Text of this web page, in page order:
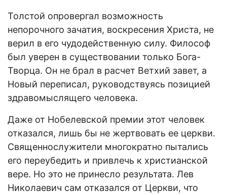
Толстой опровергал возможность
непорочного зачатия, воскресения Христа, не
верил в его чудодейственную силу. Философ
был уверен в существовании только Бога-
Творца. Он не брал в расчет Ветхий завет, а
Новый переписал, руководствуясь позицией
здравомыслящего человека.
Даже от Нобелевской премии этот человек
отказался, лишь бы не жертвовать ее церкви.
Священнослужители многократно пытались
его переубедить и привлечь к христианской
вере. Но это не принесло результата. Лев
Николаевич сам отказался от Церкви, что